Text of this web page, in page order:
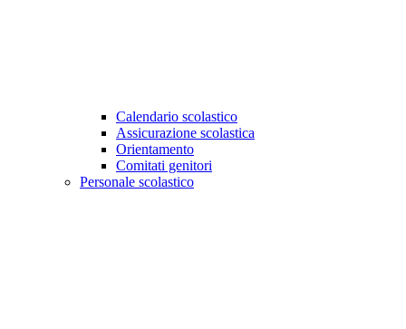
Calendario scolastico
Assicurazione scolastica
Orientamento
Comitati genitori
Personale scolastico